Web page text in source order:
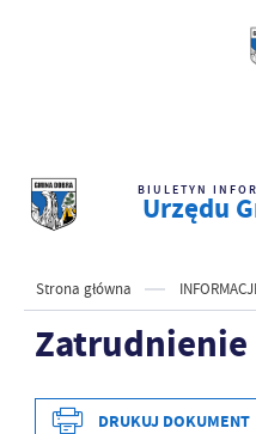
BIULETYN
Urzędu
Strona główna
Zatrudnienie
DRUKUJ DOKUMENT